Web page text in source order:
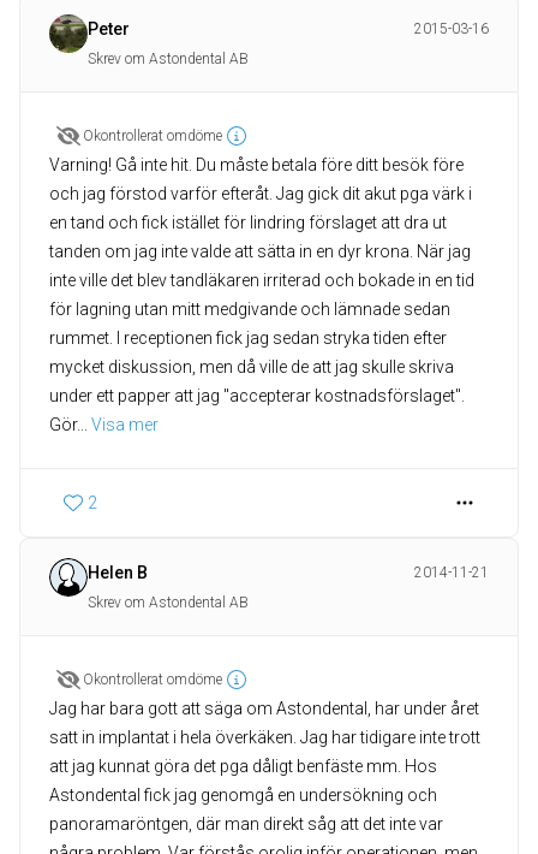
Peter
2015-03-16
Skrev om Astondental AB
Okontrollerat omdöme
Varning! Gå inte hit. Du måste betala före ditt besök före
och jag förstod varför efteråt. Jag gick dit akut pga värk i
en tand och fick istället för lindring förslaget att dra ut
tanden om jag inte valde att sätta in en dyr krona. När jag
inte ville det blev tandläkaren irriterad och bokade in en tid
för lagning utan mitt medgivande och lämnade sedan
rummet. I receptionen fick jag sedan stryka tiden efter
mycket diskussion, men då ville de att jag skulle skriva
under ett papper att jag "accepterar kostnadsförslaget".
Gör... Visa mer
2
Helen B
2014-11-21
Skrev om Astondental AB
Okontrollerat omdöme
Jag har bara gott att säga om Astondental, har under året
satt in implantat i hela överkäken. Jag har tidigare inte trott
att jag kunnat göra det pga dåligt benfäste mm. Hos
Astondental fick jag genomgå en undersökning och
panoramaröntgen, där man direkt såg att det inte var